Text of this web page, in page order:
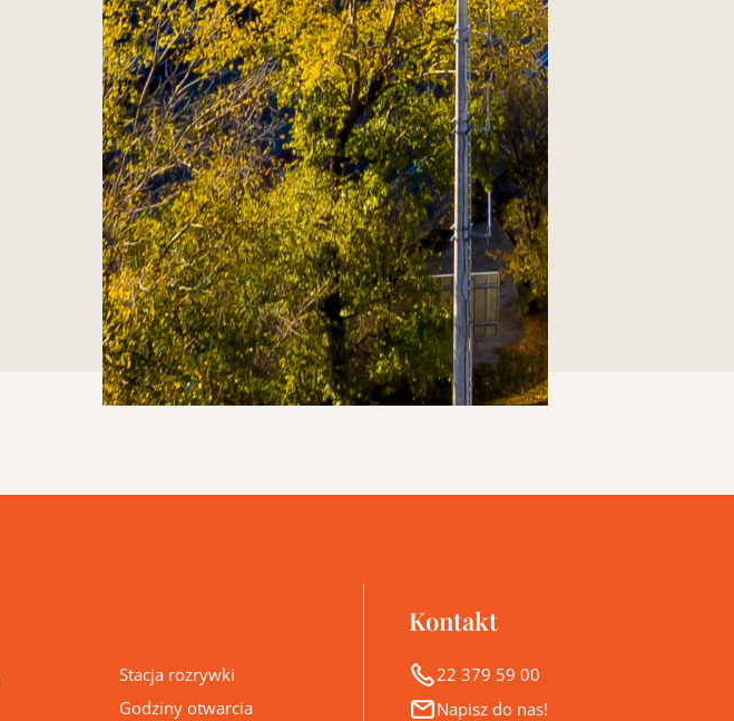
Stacja rozrywki
Godziny otwarcia
Kontakt
22 379 59 00
Napisz do nas!